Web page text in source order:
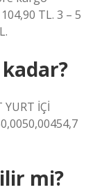
TL. 3 – 5
İÇİ
mi?